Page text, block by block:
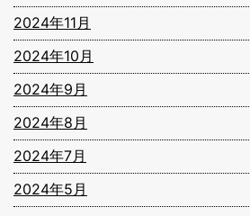
2024年11月
2024年10月
2024年9月
2024年8月
2024年7月
2024年5月